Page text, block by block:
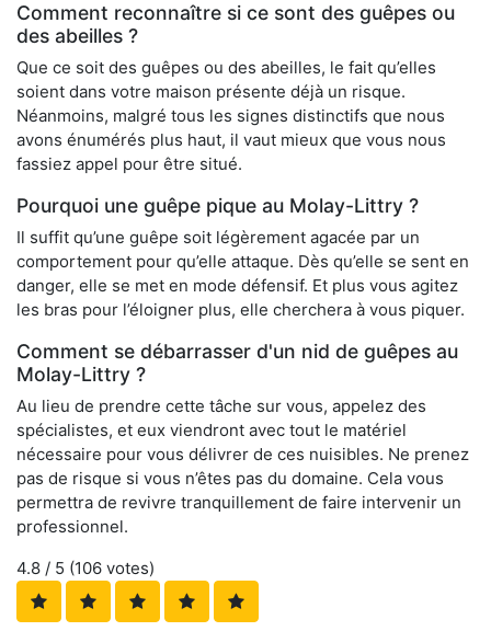
Comment reconnaître si ce sont des guêpes ou
des abeilles ?
Que ce soit des guêpes ou des abeilles, le fait qu’elles
soient dans votre maison présente déjà un risque.
Néanmoins, malgré tous les signes distinctifs que nous
avons énumérés plus haut, il vaut mieux que vous nous
fassiez appel pour être situé.
Pourquoi une guêpe pique au Molay-Littry ?
Il suffit qu’une guêpe soit légèrement agacée par un
comportement pour qu’elle attaque. Dès qu’elle se sent en
danger, elle se met en mode défensif. Et plus vous agitez
les bras pour l’éloigner plus, elle cherchera à vous piquer.
Comment se débarrasser d'un nid de guêpes au
Molay-Littry ?
Au lieu de prendre cette tâche sur vous, appelez des
spécialistes, et eux viendront avec tout le matériel
nécessaire pour vous délivrer de ces nuisibles. Ne prenez
pas de risque si vous n’êtes pas du domaine. Cela vous
permettra de revivre tranquillement de faire intervenir un
professionnel.
4.8 / 5 (106 votes)